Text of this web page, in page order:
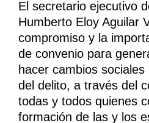
El secretario ejecutivo
Humberto Eloy Aguilar
compromiso y la
de convenio para
hacer cambios
del delito, a través del
todas y todos quienes
formación de las y los